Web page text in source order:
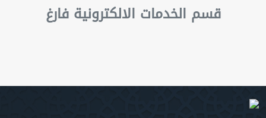
قسم الخدمات الالكترونية فارغ